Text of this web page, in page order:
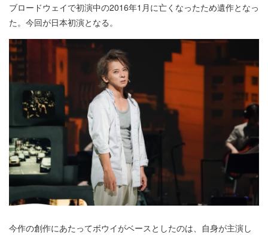
ブロードウェイで初演中の2016年1月に亡くなったため遺作となっ
た。今回が日本初演となる。
今作の創作にあたってボウイがベースとしたのは、自身が主演し